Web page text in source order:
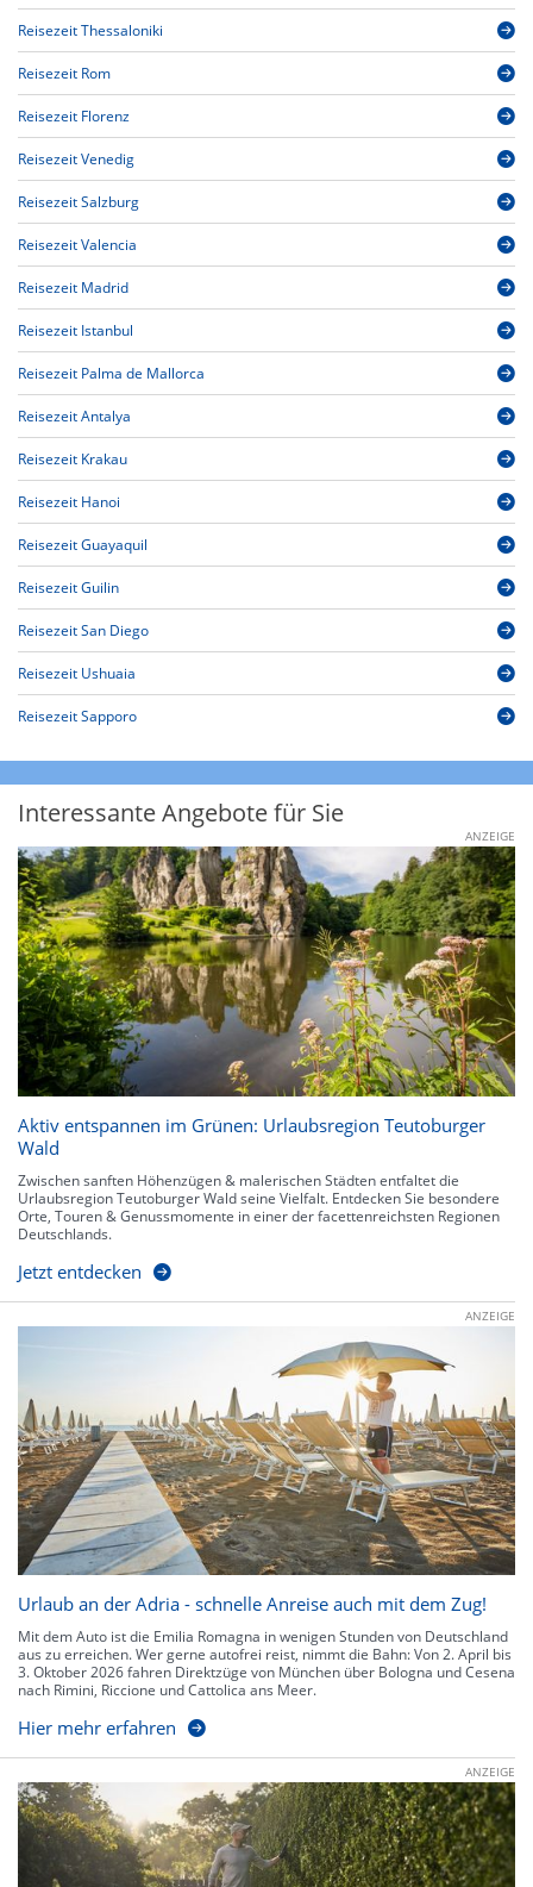
Reisezeit Thessaloniki
Reisezeit Rom
Reisezeit Florenz
Reisezeit Venedig
Reisezeit Salzburg
Reisezeit Valencia
Reisezeit Madrid
Reisezeit Istanbul
Reisezeit Palma de Mallorca
Reisezeit Antalya
Reisezeit Krakau
Reisezeit Hanoi
Reisezeit Guayaquil
Reisezeit Guilin
Reisezeit San Diego
Reisezeit Ushuaia
Reisezeit Sapporo
Interessante Angebote für Sie
ANZEIGE
Aktiv entspannen im Grünen: Urlaubsregion Teutoburger
Wald
Zwischen sanften Höhenzügen & malerischen Städten entfaltet die
Urlaubsregion Teutoburger Wald seine Vielfalt. Entdecken Sie besondere
Orte, Touren & Genussmomente in einer der facettenreichsten Regionen
Deutschlands.
Jetzt entdecken
ANZEIGE
Urlaub an der Adria - schnelle Anreise auch mit dem Zug!
Mit dem Auto ist die Emilia Romagna in wenigen Stunden von Deutschland
aus zu erreichen. Wer gerne autofrei reist, nimmt die Bahn: Von 2. April bis
3. Oktober 2026 fahren Direktzüge von München über Bologna und Cesena
nach Rimini, Riccione und Cattolica ans Meer.
Hier mehr erfahren
ANZEIGE